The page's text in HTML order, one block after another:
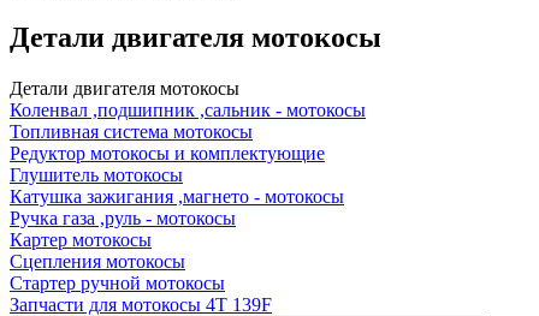
Детали двигателя мотокосы
Детали двигателя мотокосы
Коленвал ,подшипник ,сальник - мотокосы
Топливная система мотокосы
Редуктор мотокосы и комплектующие
Глушитель мотокосы
Катушка зажигания ,магнето - мотокосы
Ручка газа ,руль - мотокосы
Картер мотокосы
Сцепления мотокосы
Стартер ручной мотокосы
Запчасти для мотокосы 4Т 139F